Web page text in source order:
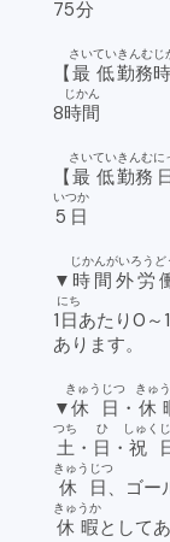
75分
【最低
さいてい
勤務
きんむじ
8時間
じかん
【最低
さいてい
勤務
きんむに
5日
いつか
▼ 時間外労
じかんがいろうど
1 日
にち
あたり0～1
あります。
▼休日
きゅうじつ
・ 休
きゅ
土
つち
・ 日
ひ
・祝
しゅく
休日
きゅうじつ
、ゴー
休暇
きゅうか
として